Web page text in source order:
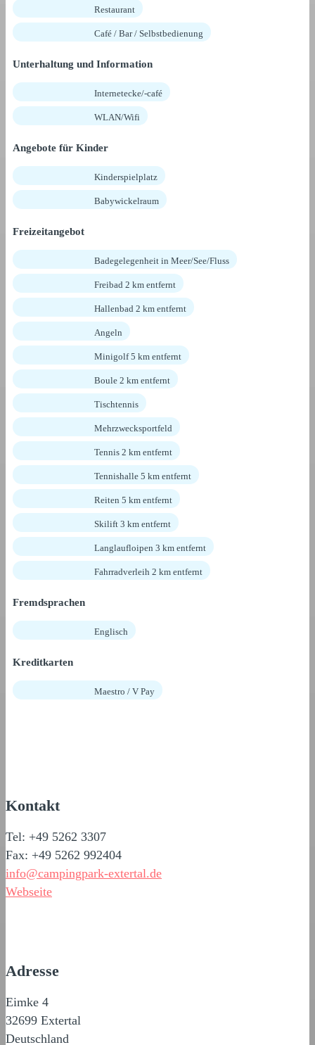
Restaurant
Café / Bar / Selbstbedienung
Unterhaltung und Information
Internetecke/-café
WLAN/Wifi
Angebote für Kinder
Kinderspielplatz
Babywickelraum
Freizeitangebot
Badegelegenheit in Meer/See/Fluss
Freibad 2 km entfernt
Hallenbad 2 km entfernt
Angeln
Minigolf 5 km entfernt
Boule 2 km entfernt
Tischtennis
Mehrzwecksportfeld
Tennis 2 km entfernt
Tennishalle 5 km entfernt
Reiten 5 km entfernt
Skilift 3 km entfernt
Langlaufloipen 3 km entfernt
Fahrradverleih 2 km entfernt
Fremdsprachen
Englisch
Kreditkarten
Maestro / V Pay
Kontakt
Tel: +49 5262 3307
Fax: +49 5262 992404
info@campingpark-extertal.de
Webseite
Adresse
Eimke 4
32699 Extertal
Deutschland